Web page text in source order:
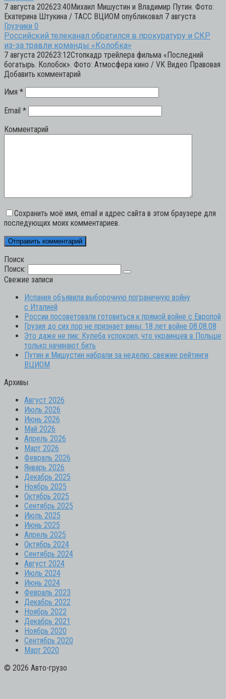
7 августа 202623:40Михаил Мишустин и Владимир Путин. Фото:
Екатерина Штукина / ТАСС ВЦИОМ опубликовал 7 августа
Грузчики 0
Российский телеканал обратился в прокуратуру и СКР
из-за травли команды «Колобка»
7 августа 202623:12Стопкадр трейлера фильма «Последний
богатырь. Колобок». Фото: Атмосфера кино / VK Видео Правовая
Добавить комментарий
Имя *
Email *
Комментарий
Сохранить моё имя, email и адрес сайта в этом браузере для
последующих моих комментариев.
Поиск
Поиск:
Свежие записи
Испания объявила выборочную пограничную войну
с Италией
России посоветовали готовиться к прямой войне с Европой
Грузия до сих пор не признает вины: 18 лет войне 08.08.08
Это даже не пик: Кулеба успокоил, что украинцев в Польше
только начинают бить
Путин и Мишустин набрали за неделю: свежие рейтинги
ВЦИОМ
Архивы
Август 2026
Июль 2026
Июнь 2026
Май 2026
Апрель 2026
Март 2026
Февраль 2026
Январь 2026
Декабрь 2025
Ноябрь 2025
Октябрь 2025
Сентябрь 2025
Июль 2025
Июнь 2025
Апрель 2025
Октябрь 2024
Сентябрь 2024
Август 2024
Июль 2024
Июнь 2024
Февраль 2023
Декабрь 2022
Ноябрь 2022
Декабрь 2021
Ноябрь 2020
Сентябрь 2020
Март 2020
© 2026 Авто-грузо